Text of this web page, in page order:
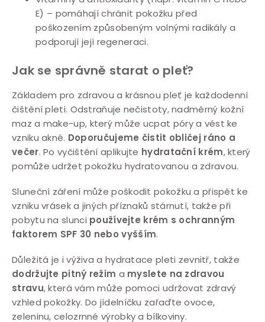
E) – pomáhají chránit pokožku před
poškozením způsobeným volnými radikály a
podporují její regeneraci.
Jak se správně starat o pleť?
Základem pro zdravou a krásnou pleť je každodenní
čištění pleti. Odstraňuje nečistoty, nadměrný kožní
maz a make-up, který může ucpat póry a vést ke
vzniku akné. Doporučujeme čistit obličej ráno a
večer. Po vyčištění aplikujte hydratační krém, který
pomůže udržet pokožku hydratovanou a zdravou.
Sluneční záření může poškodit pokožku a přispět ke
vzniku vrásek a jiných příznaků stárnutí, takže při
pobytu na slunci používejte krém s ochranným
faktorem SPF 30 nebo vyšším.
Důležitá je i výživa a hydratace pleti zevnitř, takže
dodržujte pitný režim a myslete na zdravou
stravu, která vám může pomoci udržovat zdravý
vzhled pokožky. Do jídelníčku zařaďte ovoce,
zeleninu, celozrnné výrobky a bílkoviny.